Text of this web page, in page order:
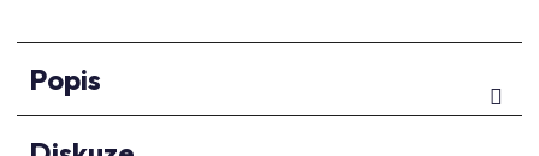
Popis